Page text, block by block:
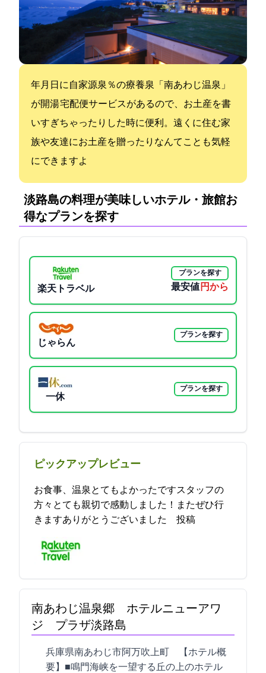
2018年4月27日に自家源泉100％の療養泉「南あわじ温泉」
が開湯 宅配便サービスがあるので、お土産を書
いすぎちゃったりした時に便利。遠くに住む家
族や友達にお土産を贈ったりなんてことも気軽
にできますよ
淡路島の料理が美味しいホテル・旅館:お
得なプランを探す
楽天トラベル
プランを探す
最安値 7700円から
じゃらん
プランを探す
一休
プランを探す
ピックアップレビュー
お食事、温泉とてもよかったですスタッフの
方々とても親切で感動しました！またぜひ行
きますありがとうございました 2021-11-20 14:14:11投稿
南あわじ温泉郷 ホテルニューアワ
ジ プラザ淡路島
兵庫県南あわじ市阿万吹上町1433-2 【ホテル概
要】■鳴門海峡を一望する丘の上のホテル